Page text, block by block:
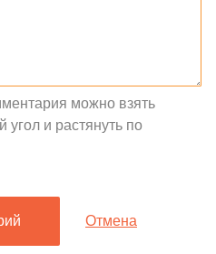
можно взять
и растянуть по
Отмена